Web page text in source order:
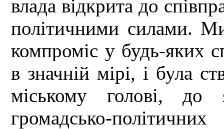
влада відкрита до
політичними силами.
компроміс у будь-яких
в значній мірі, і була
міському голові, до
громадсько-